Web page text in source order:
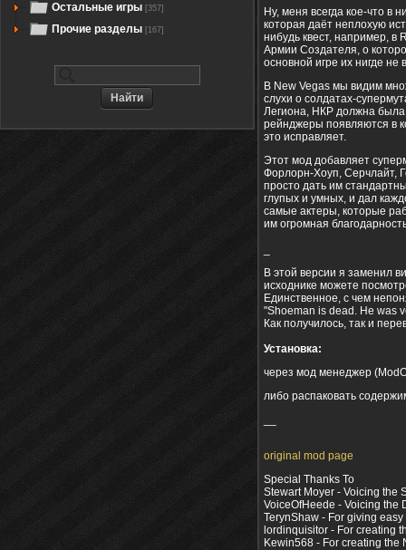
Остальные игры [357]
Прочие разделы [167]
Ну, меня всегда кое-что в
которая даёт неплохую
нибудь квест, например, в
Армии Создателя, о
основной игре их нигде не
В New Vegas мы видим
слухи о солдатах-
Легиона, НКР должна была
рейнджеры появляются в
это исправляет.
Этот мод добавляет
Форлорн-Хоуп, Серчлайт,
просто дать им
глупых и умных, и дал
самые актеры, которые
им огромная
В этой версии я заменил
исходнике можете
Единственное, с чем
"Shoeman is dead. He was
Как получилось, так и
Установка:
через мод менеджер
либо распаковать
original mod page
Special Thanks To
Stewart Moyer - Voicing the
VoiceOfHeede - Voicing the
TerynShaw - For giving
lordinquisitor - For creating
Kewin568 - For creating the